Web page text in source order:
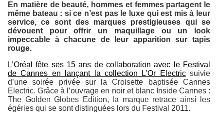
En matière de beauté, hommes et femmes partagent le
même bateau : si ce n’est pas le luxe qui est mis à leur
service, ce sont des marques prestigieuses qui se
dévouent pour offrir un maquillage ou un look
impeccable à chacune de leur apparition sur tapis
rouge.
L’Oréal fête ses 15 ans de collaboration avec le Festival
de Cannes en lançant la collection L’Or Electricsuivie
d’une soirée privée sur la Croisette baptisée Cannes
Electric. Grâce à l’ouvrage en noir et blanc Inside Cannes :
The Golden Globes Edition, la marque retrace ainsi les
égéries qui se sont distinguées lors du Festival 2011.